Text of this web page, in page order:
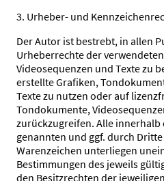
3. Urheber- und
Der Autor ist bestrebt, in allen
Urheberrechte der
Videosequenzen und Texte zu
erstellte Grafiken,
Texte zu nutzen oder auf
Tondokumente,
zurückzugreifen. Alle
genannten und ggf. durch
Warenzeichen unterliegen
Bestimmungen des jeweils
den Besitzrechten der